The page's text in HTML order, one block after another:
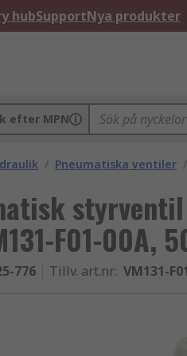
hubSupportNya produkter
efter MPN
/ Pneumatiska ventiler /
F01-00A,
776 Tillv. art.nr: VM131-